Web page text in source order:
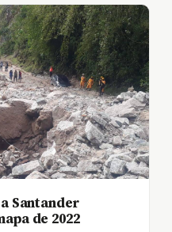
Santander
de 2022